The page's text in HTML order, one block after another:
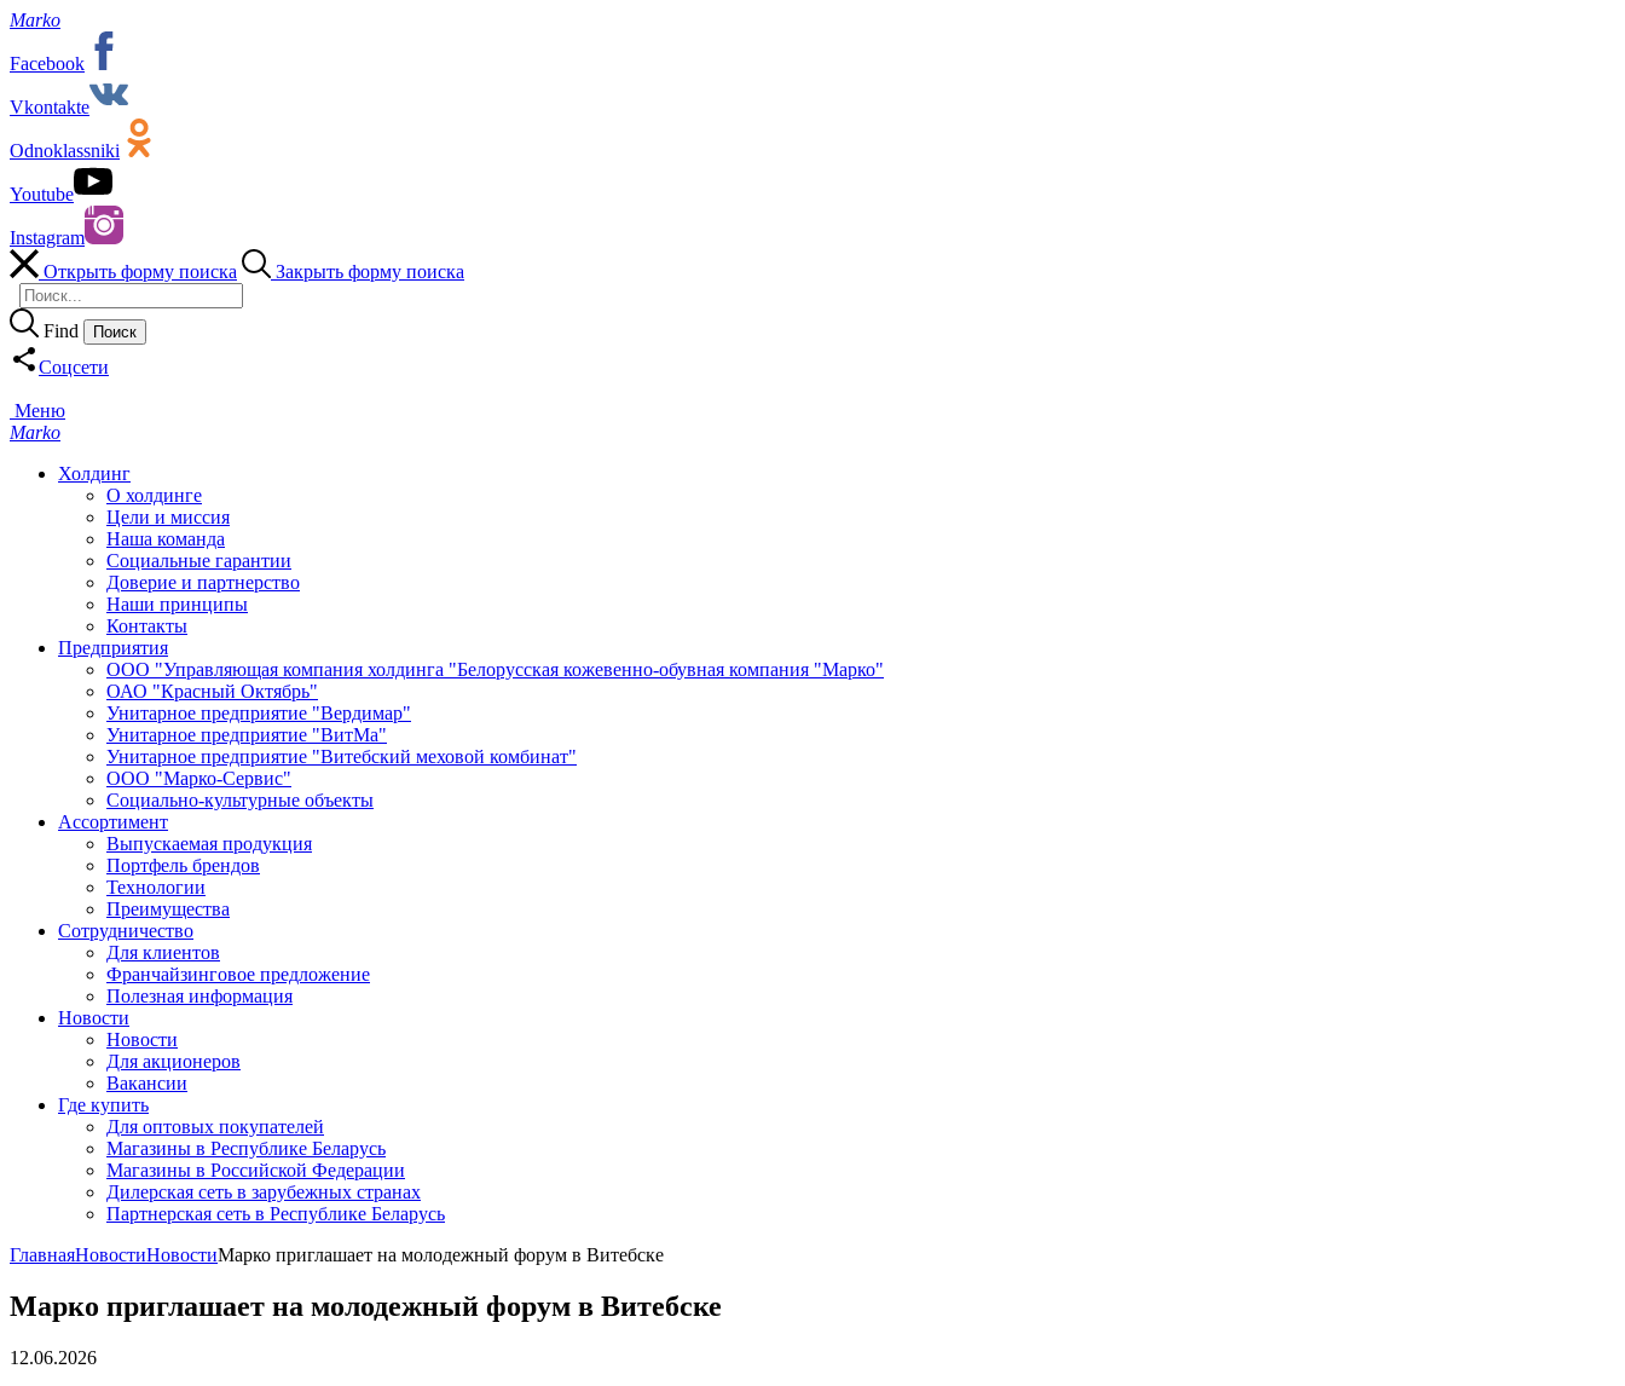
Marko
Facebook
Vkontakte
Odnoklassniki
Youtube
Instagram
Открыть форму поиска
Закрыть форму поиска
Find
Соцсети
Меню
Marko
Холдинг
О холдинге
Цели и миссия
Наша команда
Социальные гарантии
Доверие и партнерство
Наши принципы
Контакты
Предприятия
ООО "Управляющая компания холдинга "Белорусская кожевенно-обувная компания "Марко"
ОАО "Красный Октябрь"
Унитарное предприятие "Вердимар"
Унитарное предприятие "ВитМа"
Унитарное предприятие "Витебский меховой комбинат"
ООО "Марко-Сервис"
Социально-культурные объекты
Ассортимент
Выпускаемая продукция
Портфель брендов
Технологии
Преимущества
Сотрудничество
Для клиентов
Франчайзинговое предложение
Полезная информация
Новости
Новости
Для акционеров
Вакансии
Где купить
Для оптовых покупателей
Магазины в Республике Беларусь
Магазины в Российской Федерации
Дилерская сеть в зарубежных странах
Партнерская сеть в Республике Беларусь
ГлавнаяНовостиНовостиМарко приглашает на молодежный форум в Витебске
Марко приглашает на молодежный форум в Витебске
12.06.2026